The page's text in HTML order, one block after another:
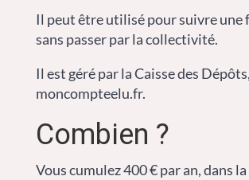
Il peut être utilisé pour suivre une
sans passer par la collectivité.
Il est géré par la Caisse des
moncompteelu.fr.
Combien ?
Vous cumulez 400 € par an, dans